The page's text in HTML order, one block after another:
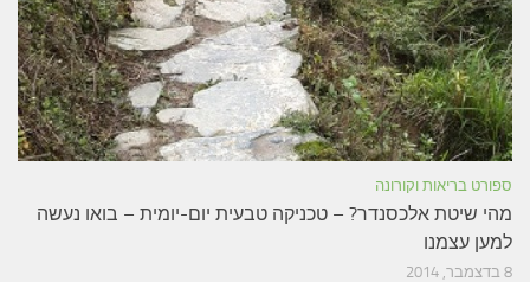
ספורט בריאות וקורונה
מהי שיטת אלכסנדר? – טכניקה טבעית יום-יומית – בואו נעשה
למען עצמנו
8 בדצמבר, 2014